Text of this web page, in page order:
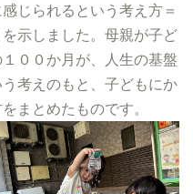
じられるという考え方＝
示しました。母親が子ど
００か月が、人生の基盤
考えのもと、子どもにか
まとめたものです。